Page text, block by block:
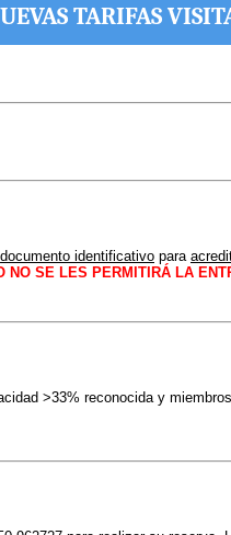
TARIFAS
documento identificativo para
NO SE LES PERMITIRÁ LA
>33% reconocida y